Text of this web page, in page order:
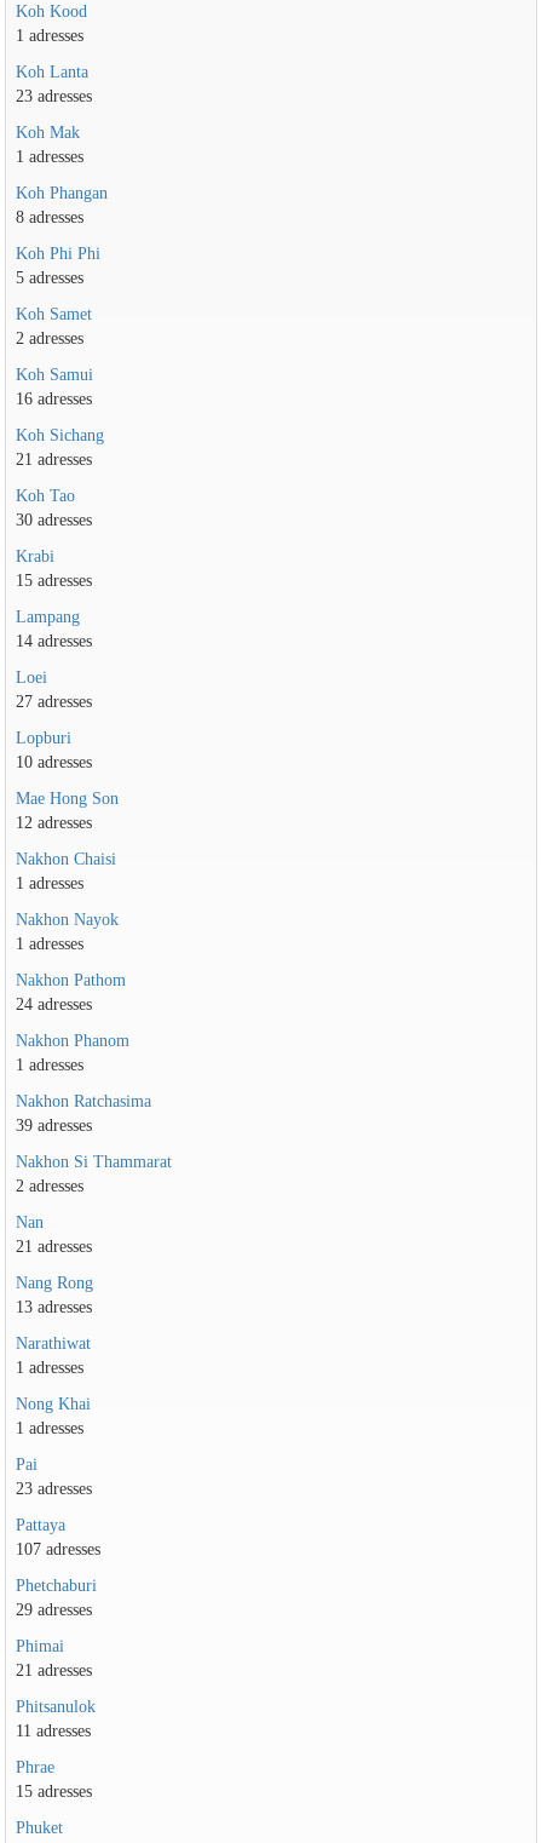
Koh Kood
1 adresses
Koh Lanta
23 adresses
Koh Mak
1 adresses
Koh Phangan
8 adresses
Koh Phi Phi
5 adresses
Koh Samet
2 adresses
Koh Samui
16 adresses
Koh Sichang
21 adresses
Koh Tao
30 adresses
Krabi
15 adresses
Lampang
14 adresses
Loei
27 adresses
Lopburi
10 adresses
Mae Hong Son
12 adresses
Nakhon Chaisi
1 adresses
Nakhon Nayok
1 adresses
Nakhon Pathom
24 adresses
Nakhon Phanom
1 adresses
Nakhon Ratchasima
39 adresses
Nakhon Si Thammarat
2 adresses
Nan
21 adresses
Nang Rong
13 adresses
Narathiwat
1 adresses
Nong Khai
1 adresses
Pai
23 adresses
Pattaya
107 adresses
Phetchaburi
29 adresses
Phimai
21 adresses
Phitsanulok
11 adresses
Phrae
15 adresses
Phuket